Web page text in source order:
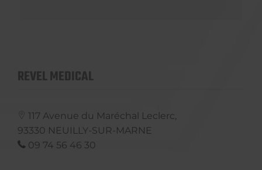
REVEL MEDICAL
117 Avenue du Maréchal Leclerc,
93330 NEUILLY-SUR-MARNE
09 74 56 46 30